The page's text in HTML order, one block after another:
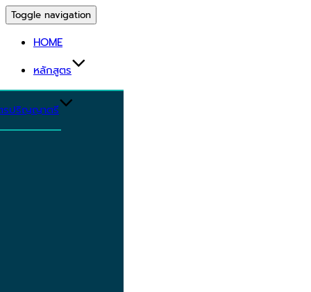
Toggle navigation
HOME
หลักสูตร
รปริญญาตรี